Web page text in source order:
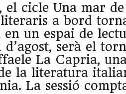
el cicle Una mar
literaris a bord
en un espai de
d’agost, serà el
La Capria,
la literatura
La sessió